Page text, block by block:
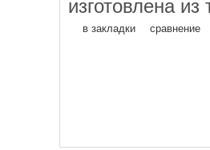
изготовлена из
в закладки сравнение